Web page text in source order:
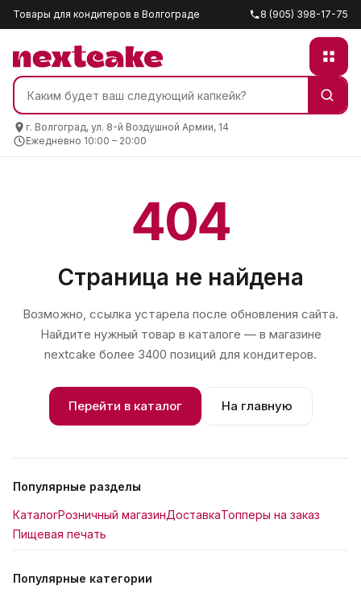
Товары для кондитеров в Волгограде 8 (905) 398-17-75
г. Волгоград, ул. 8-й Воздушной Армии, 14
Ежедневно 10:00 – 20:00
404
Страница не найдена
Возможно, ссылка устарела после обновления сайта.
Найдите нужный товар в каталоге — в магазине
nextcake более 3400 позиций для кондитеров.
Перейти в каталог На главную
Популярные разделы
КаталогРозничный магазинДоставкаТопперы на заказ
Пищевая печать
Популярные категории